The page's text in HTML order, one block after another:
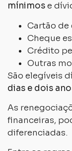
mínimose
Cartão de
Cheque
Crédito
Outras
São elegíveis
dias e dois
As
financeiras,
diferenciadas.